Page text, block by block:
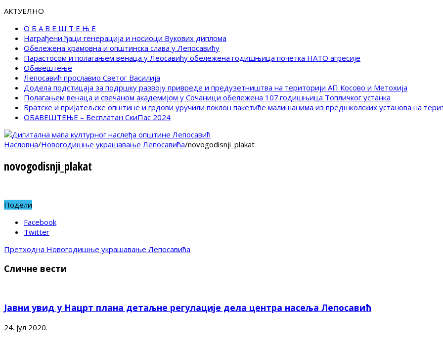
АКТУЕЛНО
О Б А В Е Ш Т Е Њ Е
Награђени ђаци генерација и носиоци Вукових диплома
Обележена храмовна и општинска слава у Лепосавићу
Парастосом и полагањем венаца у Леосавићу обележена годишњица почетка НАТО агресије
Обавештење
Лепосавић прославио Светог Василија
Додела подстицаја за подршку развоју привреде и предузетништва на територији АП Косово и Метохија
Полагањем венаца и свечаном академијом у Сочаници обележена 107.годишњица Топличког устанка
Братске и пријатељске општине и грдови уручили поклон пакетиће малишанима из предшколских установа на
ОБАВЕШТЕЊЕ – Бесплатан СкиПас 2024
Насловна/Новогодишње украшавање Лепосавића/novogodisnji_plakat
novogodisnji_plakat
Подели
Facebook
Twitter
Претходна Новогодишње украшавање Лепосавића
Сличне вести
Јавни увид у Нацрт плана детаљне регулације дела центра насеља Лепосавић
24. јул 2020.